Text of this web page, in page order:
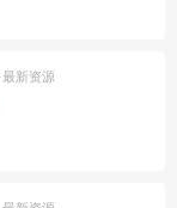
新资源